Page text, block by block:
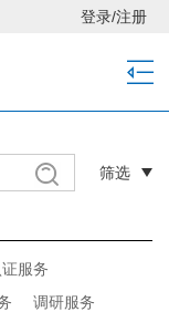
登录/注册
筛选
服务
调研服务